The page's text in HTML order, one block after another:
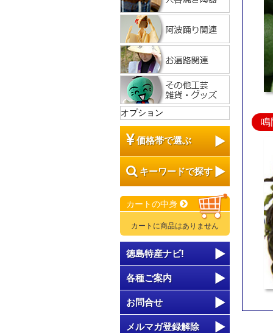
鳴
オプション
価格帯で選ぶ
キーワードで探す
カートの中身
カートに商品はありません
徳島特産ナビ!
各種ご案内
お問合せ
メルマガ登録解除